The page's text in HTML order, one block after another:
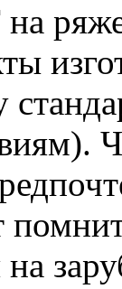
на